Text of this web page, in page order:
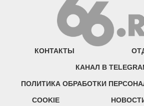
КОНТАКТЫ
КАНАЛ В
ПОЛИТИКА ОБРАБОТКИ
COOKIE